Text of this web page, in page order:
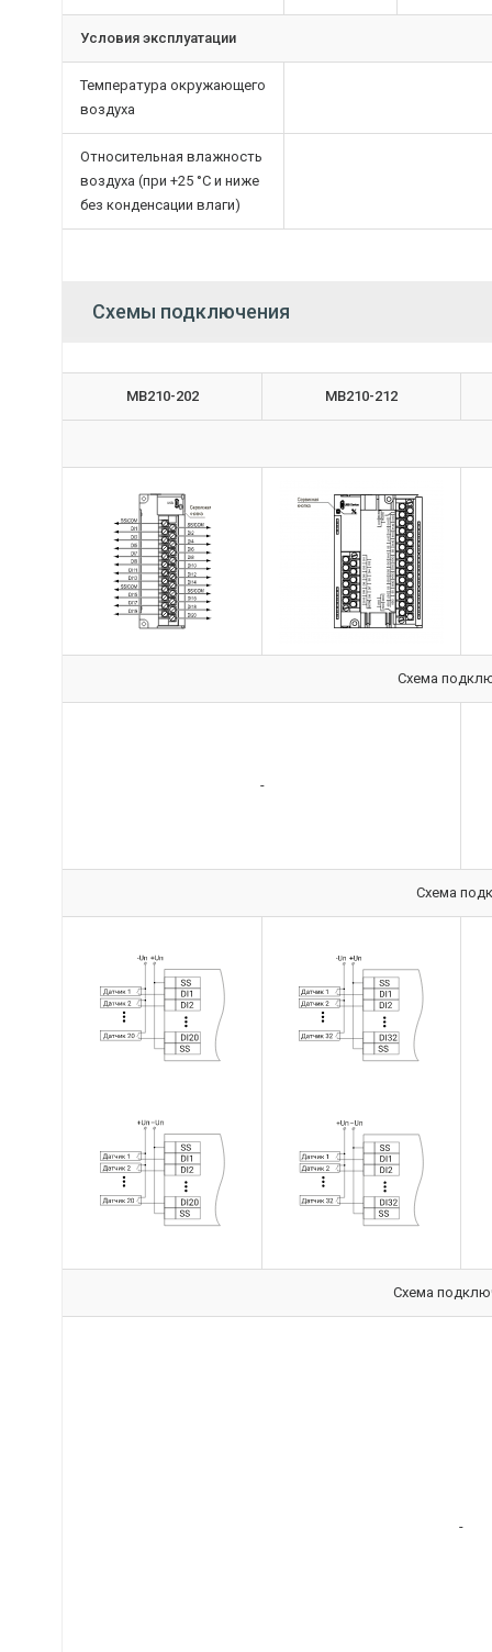
Условия эксплуатации
Температура окружающего
воздуха
Относительная влажность
воздуха (при +25 °С и ниже
без конденсации влаги)
Схемы подключения
МВ210-202 МВ210-212
Схема
-
Схема
Схема
-